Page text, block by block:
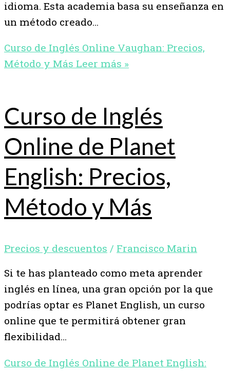
idioma. Esta academia basa su enseñanza en
un método creado…
Curso de Inglés Online Vaughan: Precios,
Método y Más Leer más »
Curso de Inglés
Online de Planet
English: Precios,
Método y Más
Precios y descuentos / Francisco Marin
Si te has planteado como meta aprender
inglés en línea, una gran opción por la que
podrías optar es Planet English, un curso
online que te permitirá obtener gran
flexibilidad…
Curso de Inglés Online de Planet English: